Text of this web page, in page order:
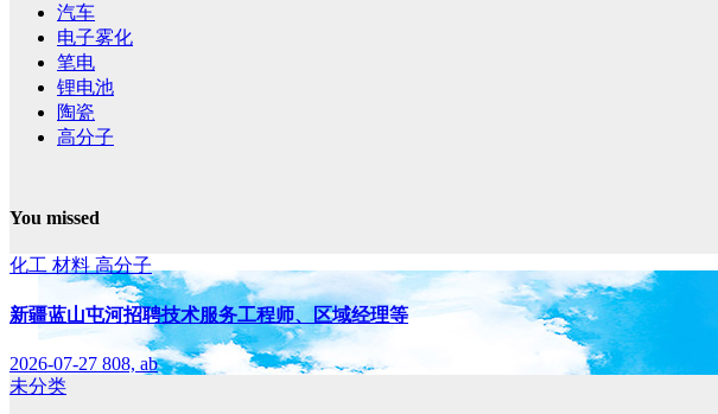
汽车
电子雾化
笔电
锂电池
陶瓷
高分子
You missed
化工 材料 高分子
新疆蓝山屯河招聘技术服务工程师、区域经理等
2026-07-27 808, ab
未分类